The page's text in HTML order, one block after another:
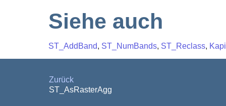
Siehe auch
ST_AddBand, ST_NumBands, ST_Reclass,
Zurück
ST_AsRasterAgg